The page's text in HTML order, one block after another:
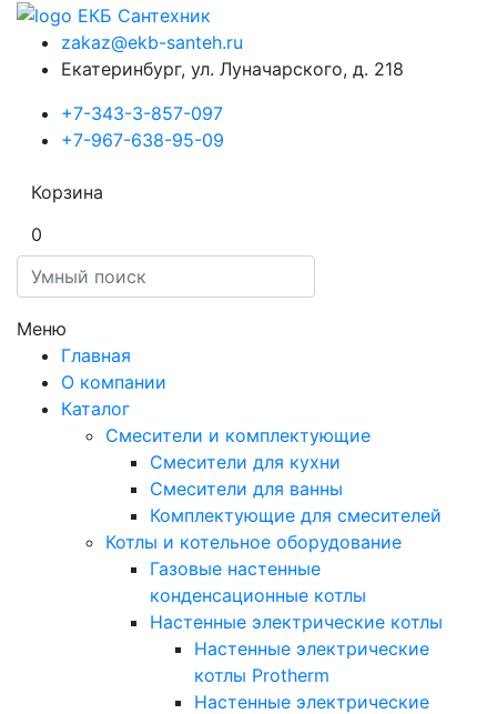
zakaz@ekb-santeh.ru
Екатеринбург, ул. Луначарского, д. 218
+7-343-3-857-097
+7-967-638-95-09
Корзина
0
Меню
Главная
О компании
Каталог
Смесители и комплектующие
Смесители для кухни
Смесители для ванны
Комплектующие для смесителей
Котлы и котельное оборудование
Газовые настенные
конденсационные котлы
Настенные электрические котлы
Настенные электрические
котлы Protherm
Настенные электрические